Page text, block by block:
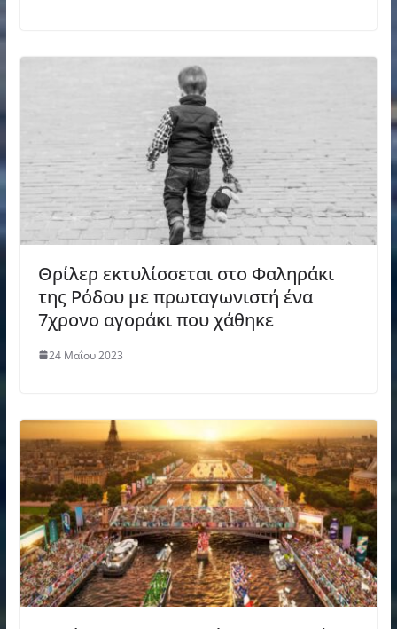
Θρίλερ εκτυλίσσεται στο Φαληράκι
της Ρόδου με πρωταγωνιστή ένα
7χρονο αγοράκι που χάθηκε
24 Μαΐου 2023